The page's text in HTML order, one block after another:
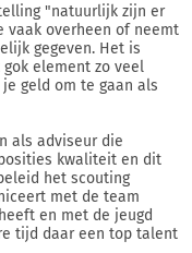
"natuurlijk zijn er
vaak overheen of neemt
gegeven. Het is
element zo veel
geld om te gaan als
als adviseur die
kwaliteit en dit
het scouting
met de team
en met de jeugd
tijd daar een top talent